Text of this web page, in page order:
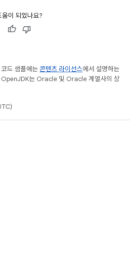
움이 되었나요?
드 샘플에는 콘텐츠 라이선스에서 설명하는
OpenJDK는 Oracle 및 Oracle 계열사의 상